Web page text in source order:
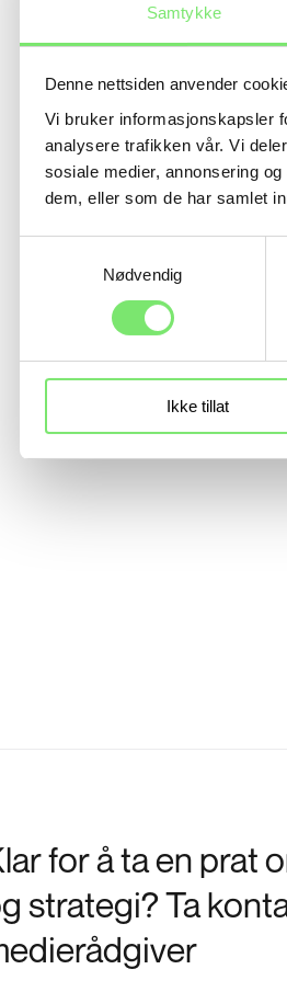
Samtykke
Denne nettsiden anvender
Vi bruker informasjonskapsler
analysere trafikken vår. Vi
sosiale medier, annonsering
dem, eller som de har samlet
Nødvendig
Ikke tillat
for å ta en prat
strategi? Ta